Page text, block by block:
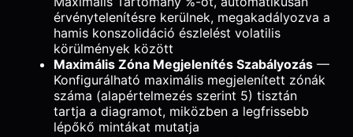
érvénytelenítésre kerülnek, megakadályozva a
hamis konszolidáció észlelést volatilis
körülmények között
Maximális Zóna Megjelenítés Szabályozás —
Konfigurálható maximális megjelenített zónák
száma (alapértelmezés szerint 5) tisztán
tartja a diagramot, miközben a legfrissebb
lépőkő mintákat mutatja